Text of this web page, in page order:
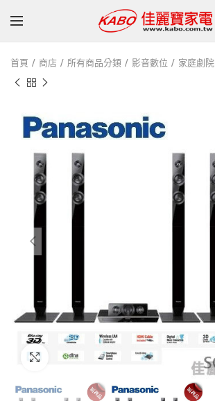
首頁 商店 所有商品分類 影音數位 家庭劇院
Click to enlarge